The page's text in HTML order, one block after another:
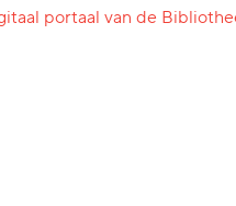
portaal van de